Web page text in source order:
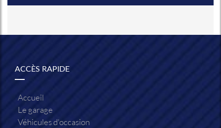
ACCÈS RAPIDE
Accueil
Le garage
Véhicules d'occasion